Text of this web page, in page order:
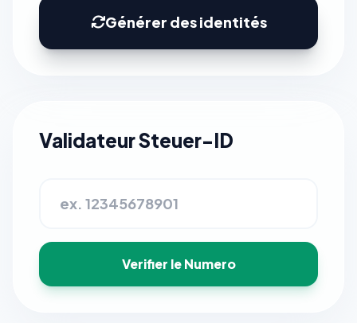
Générer des identités
Validateur Steuer-ID
Verifier le Numero